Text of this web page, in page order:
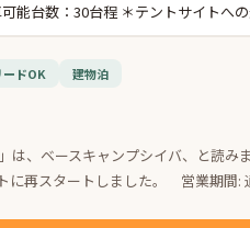
能台数：30台程 ＊テントサイトへ
ードOK 建物泊
」は、ベースキャンプシイバ、と読
に再スタートしました。 営業期間: